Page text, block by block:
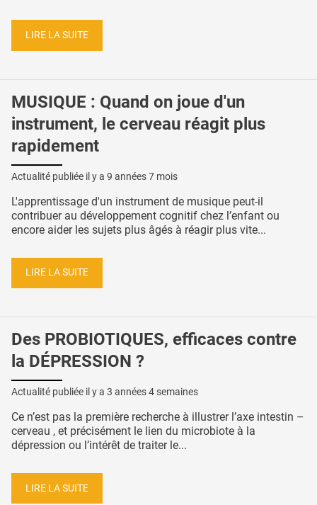
LIRE LA SUITE
MUSIQUE : Quand on joue d'un
instrument, le cerveau réagit plus
rapidement
Actualité publiée il y a 9 années 7 mois
L'apprentissage d'un instrument de musique peut-il
contribuer au développement cognitif chez l’enfant ou
encore aider les sujets plus âgés à réagir plus vite...
LIRE LA SUITE
Des PROBIOTIQUES, efficaces contre
la DÉPRESSION ?
Actualité publiée il y a 3 années 4 semaines
Ce n’est pas la première recherche à illustrer l’axe intestin –
cerveau , et précisément le lien du microbiote à la
dépression ou l’intérêt de traiter le...
LIRE LA SUITE